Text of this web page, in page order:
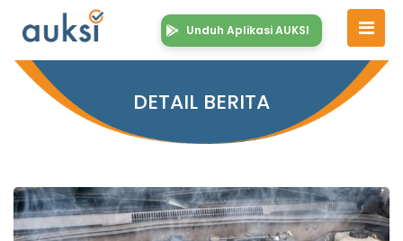
Unduh Aplikasi AUKSI
DETAIL BERITA